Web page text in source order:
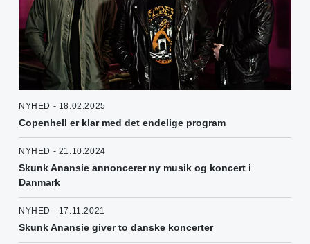
NYHED - 18.02.2025
Copenhell er klar med det endelige program
NYHED - 21.10.2024
Skunk Anansie annoncerer ny musik og koncert i
Danmark
NYHED - 17.11.2021
Skunk Anansie giver to danske koncerter